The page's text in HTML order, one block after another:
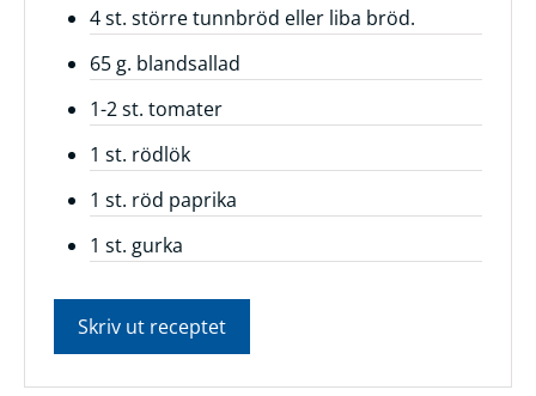
4 st. större tunnbröd eller liba bröd.
65 g. blandsallad
1-2 st. tomater
1 st. rödlök
1 st. röd paprika
1 st. gurka
Skriv ut receptet